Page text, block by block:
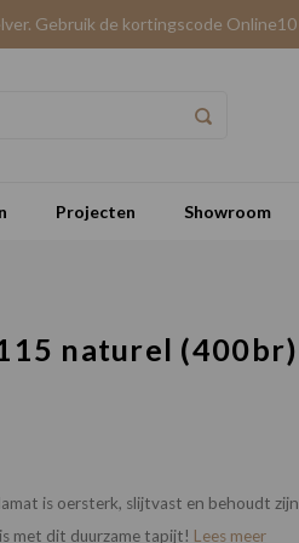
Gebruik de kortingscode Online10
Projecten Showroom
naturel
is oersterk, slijtvast en behoudt
met dit duurzame tapijt! Lees meer